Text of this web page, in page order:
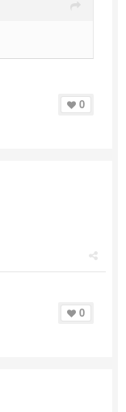
0
0